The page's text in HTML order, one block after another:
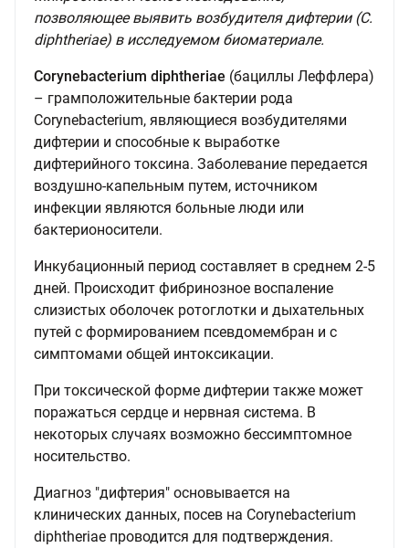
позволяющее выявить возбудителя дифтерии (C.
diphtheriae) в исследуемом биоматериале.
Corynebacterium diphtheriae (бациллы Леффлера)
– грамположительные бактерии рода
Corynebacterium, являющиеся возбудителями
дифтерии и способные к выработке
дифтерийного токсина. Заболевание передается
воздушно-капельным путем, источником
инфекции являются больные люди или
бактерионосители.
Инкубационный период составляет в среднем 2-5
дней. Происходит фибринозное воспаление
слизистых оболочек ротоглотки и дыхательных
путей с формированием псевдомембран и с
симптомами общей интоксикации.
При токсической форме дифтерии также может
поражаться сердце и нервная система. В
некоторых случаях возможно бессимптомное
носительство.
Диагноз "дифтерия" основывается на
клинических данных, посев на Corynebacterium
diphtheriae проводится для подтверждения.